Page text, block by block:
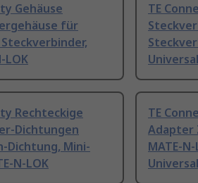
Gehäuse
für
LOK
TE
Rechteckige
Dichtungen
Dichtung, Mini-
N-LOK
TE
Adapter
MATE-